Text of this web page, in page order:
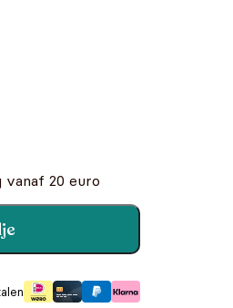
vanaf 20 euro